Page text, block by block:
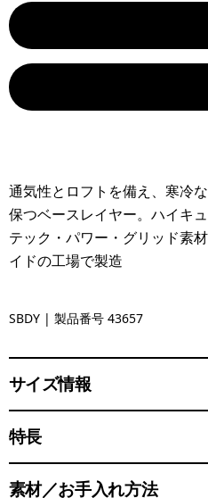
通気性とロフトを備え、寒冷
保つベースレイヤー。ハイキ
テック・パワー・グリッド素
イドの工場で製造
Seabird Grey
SBDY | 製品番号 43657
サイズ情報
特長
素材／お手入れ方法